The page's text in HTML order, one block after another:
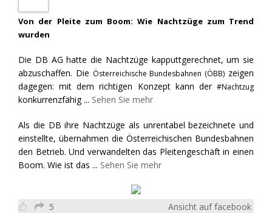
Von der Pleite zum Boom: Wie Nachtzüge zum Trend
wurden
Die DB AG hatte die Nachtzüge kapputtgerechnet, um sie
abzuschaffen. Die Österreichische Bundesbahnen (ÖBB) zeigen
dagegen: mit dem richtigen Konzept kann der #Nachtzug
konkurrenzfähig ... Sehen Sie mehr
Als die DB ihre Nachtzüge als unrentabel bezeichnete und
einstellte, übernahmen die Österreichischen Bundesbahnen
den Betrieb. Und verwandelten das Pleitengeschäft in einen
Boom. Wie ist das ... Sehen Sie mehr
5 Ansicht auf facebook